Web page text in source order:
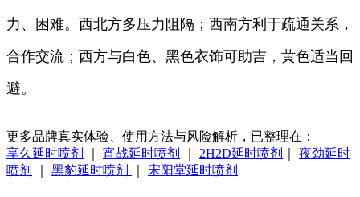
力、困难。西北方多压力阻隔；西南方利于疏通关系，
合作交流；西方与白色、黑色衣饰可助吉，黄色适当回
避。
更多品牌真实体验、使用方法与风险解析，已整理在：
享久延时喷剂
宵战延时喷剂 2H2D延时喷剂
夜劲延时
喷剂
黑豹延时喷剂 宋阳堂延时喷剂